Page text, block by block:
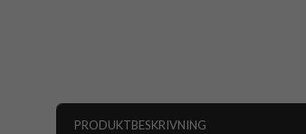
PRODUKTBESKRIVNING